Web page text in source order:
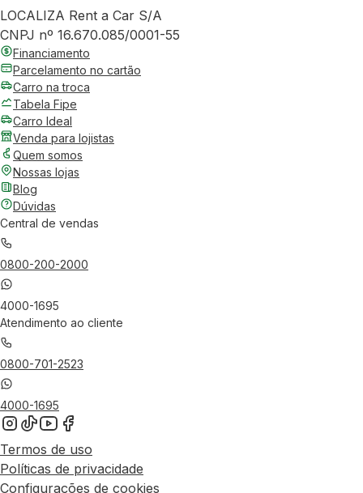
LOCALIZA Rent a Car S/A
CNPJ nº 16.670.085/0001-55
Financiamento
Parcelamento no cartão
Carro na troca
Tabela Fipe
Carro Ideal
Venda para lojistas
Quem somos
Nossas lojas
Blog
Dúvidas
Central de vendas
0800-200-2000
4000-1695
Atendimento ao cliente
0800-701-2523
4000-1695
Termos de uso
Políticas de privacidade
Configurações de cookies